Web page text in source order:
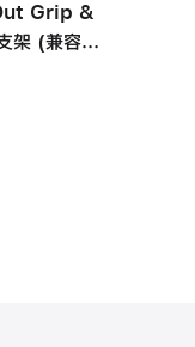
Grip &
架 (兼容